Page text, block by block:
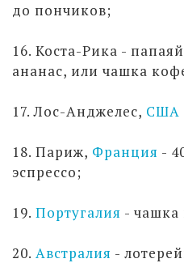
до пончиков;
16. Коста-Рика -
ананас, или чашка
17. Лос-Анджелес, США
18. Париж, Франция -
эспрессо;
19. Португалия - чашка
20. Австралия -